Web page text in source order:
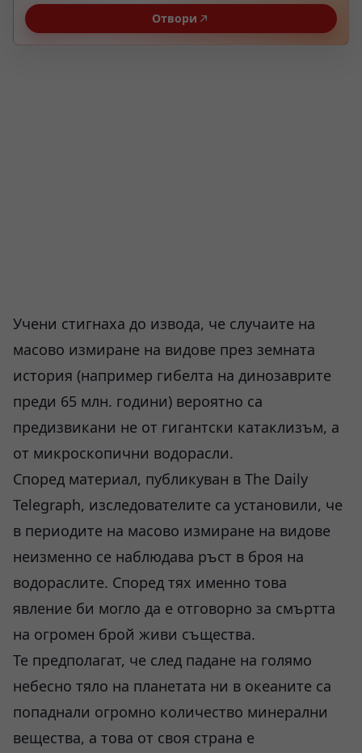
Отвори
Учени стигнаха до извода, че случаите на
масово измиране на видове през земната
история (например гибелта на динозаврите
преди 65 млн. години) вероятно са
предизвикани не от гигантски катаклизъм, а
от микроскопични водорасли.
Според материал, публикуван в The Daily
Telegraph, изследователите са установили, че
в периодите на масово измиране на видове
неизменно се наблюдава ръст в броя на
водораслите. Според тях именно това
явление би могло да е отговорно за смъртта
на огромен брой живи същества.
Те предполагат, че след падане на голямо
небесно тяло на планетата ни в океаните са
попаднали огромно количество минерални
вещества, а това от своя страна е